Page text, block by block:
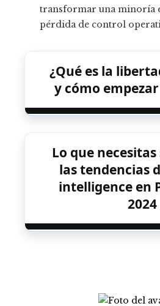
transformar una minoría
pérdida de control
¿Qué es la
y cómo
Lo que
las tendencias
intelligence en
2024